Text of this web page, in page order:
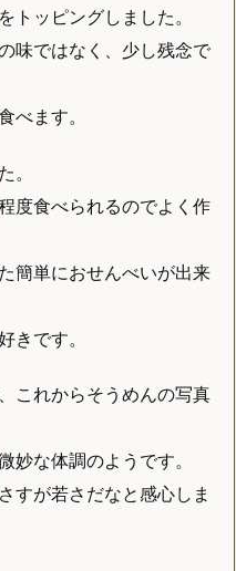
トッピングしました。
味ではなく、少し残念で
べます。
。
度食べられるのでよく作
簡単におせんべいが出来
きです。
これからそうめんの写真
妙な体調のようです。
すが若さだなと感心しま